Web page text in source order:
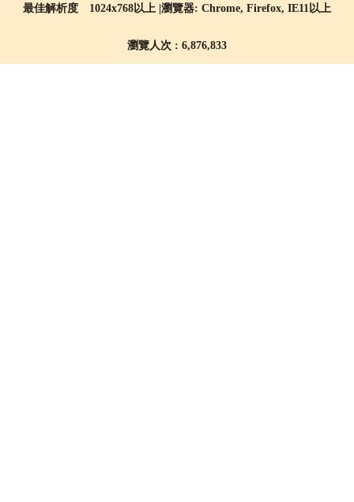
最佳解析度 1024x768以上 |瀏覽器: Chrome, Firefox, IE11以上
瀏覽人次 : 6,876,833